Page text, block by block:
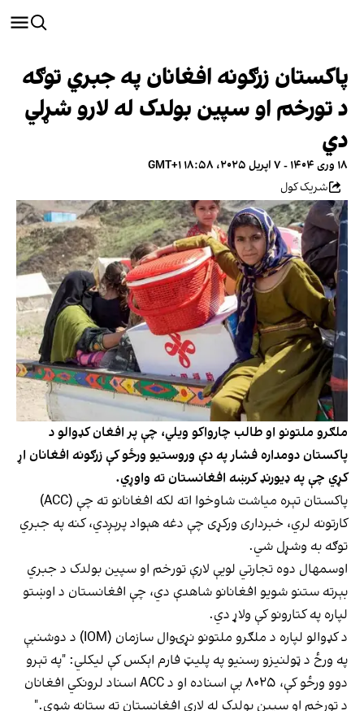
پاکستان زرګونه افغانان په جبري توګه
د تورخم او سپین بولدک له لارو شړلي
دي
۱۸ وری ۱۴۰۴ - ۷ اپریل ۲۰۲۵، ۱۸:۵۸ GMT+۱
شریک کول
ملګرو ملتونو او طالب چارواکو ویلي، چې پر افغان کډوالو د
پاکستان دومداره فشار په دې وروستیو ورځو کې زرګونه افغانان اړ
کړي چې په ډیورنډ کرښه افغانستان ته واوړي.
پاکستان تېره میاشت شاوخوا اته لکه افغانانو ته چې (ACC)
کارتونه لري، خبرداری ورکړی چې دغه هېواد پرېږدي، کنه په جبري
توګه به وشړل شي.
اوسمهال دوه تجارتي لویې لارې تورخم او سپین بولدک د جبري
بېرته ستنو شویو افغانانو شاهدې دي، چې افغانستان د اوښتو
لپاره په کتارونو کې ولاړ دي.
د کډوالو لپاره د ملګرو ملتونو نړۍوال سازمان (IOM) د دوشنبې
په ورځ د ټولنیزو رسنیو په پلیټ فارم اېکس کې لیکلي: "په تېرو
دوو ورځو کې، ۸۰۲۵ بې اسناده او د ACC اسناد لرونکي افغانان
د تورخم او سپین بولدک له لارې افغانستان ته ستانه شوي."